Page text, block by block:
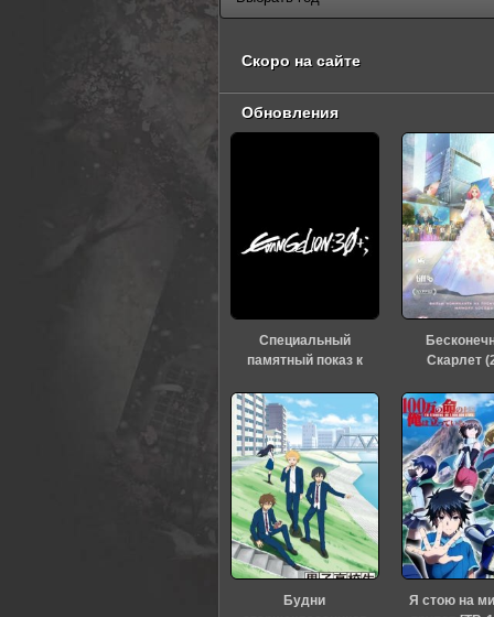
Скоро на сайте
Обновления
Специальный
памятный показ к
«Евангелиона» (2026)
Скарлет
Будни
Я стою на